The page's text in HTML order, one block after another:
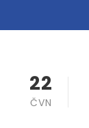
22
ČVN